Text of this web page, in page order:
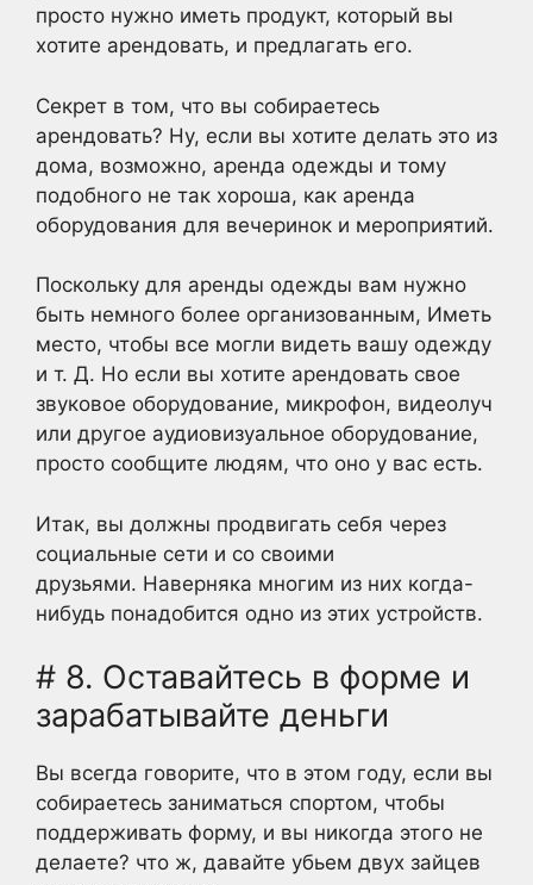
просто нужно иметь продукт, который вы
хотите арендовать, и предлагать его.
Секрет в том, что вы собираетесь
арендовать? Ну, если вы хотите делать это из
дома, возможно, аренда одежды и тому
подобного не так хороша, как аренда
оборудования для вечеринок и мероприятий.
Поскольку для аренды одежды вам нужно
быть немного более организованным, Иметь
место, чтобы все могли видеть вашу одежду
и т. Д. Но если вы хотите арендовать свое
звуковое оборудование, микрофон, видеолуч
или другое аудиовизуальное оборудование,
просто сообщите людям, что оно у вас есть.
Итак, вы должны продвигать себя через
социальные сети и со своими
друзьями. Наверняка многим из них когда-
нибудь понадобится одно из этих устройств.
# 8. Оставайтесь в форме и
зарабатывайте деньги
Вы всегда говорите, что в этом году, если вы
собираетесь заниматься спортом, чтобы
поддерживать форму, и вы никогда этого не
делаете? что ж, давайте убьем двух зайцев